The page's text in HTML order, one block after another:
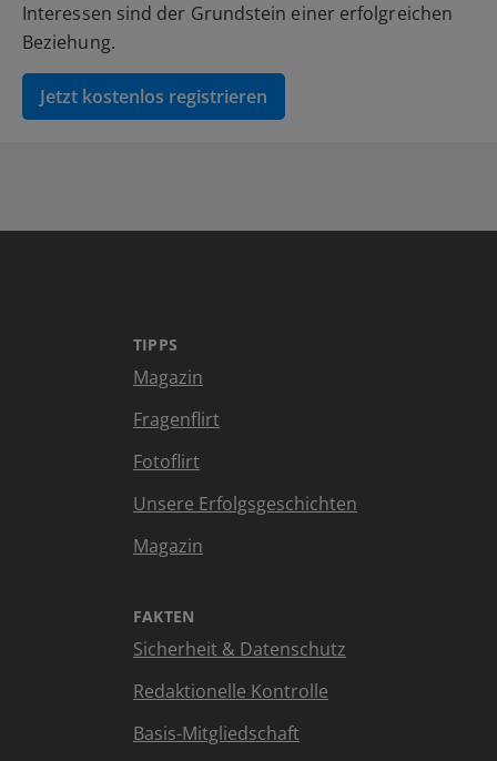
Interessen sind der Grundstein einer erfolgreichen
Beziehung.
Jetzt kostenlos registrieren
TIPPS
Magazin
Fragenflirt
Fotoflirt
Unsere Erfolgsgeschichten
Magazin
FAKTEN
Sicherheit & Datenschutz
Redaktionelle Kontrolle
Basis-Mitgliedschaft